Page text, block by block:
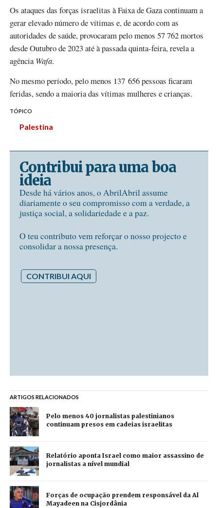
Os ataques das forças israelitas à Faixa de Gaza continuam a
gerar elevado número de vítimas e, de acordo com as
autoridades de saúde, provocaram pelo menos 57 762 mortos
desde Outubro de 2023 até à passada quinta-feira, revela a
agênciaWafa.
No mesmo período, pelo menos 137 656 pessoas ficaram
feridas, sendo a maioria das vítimas mulheres e crianças.
TÓPICO
Palestina
Contribui para uma boa
ideia
Desde há vários anos, o AbrilAbril assume
diariamente o seu compromisso com a verdade, a
justiça social, a solidariedade e a paz.
O teu contributo vem reforçar o nosso projecto e
consolidar a nossa presença.
CONTRIBUI AQUI
ARTIGOS RELACIONADOS
Pelo menos 40 jornalistas palestinianos
continuam presos em cadeias israelitas
Relatório aponta Israel como maior assassino de
jornalistas a nível mundial
Forças de ocupação prendem responsável da Al
Mayadeen na Cisjordânia